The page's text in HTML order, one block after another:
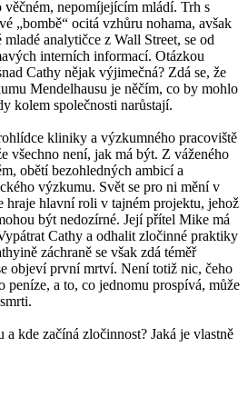
věčném, nepomíjejícím mládí. Trh s
„bombě“ ocitá vzhůru nohama, avšak
analytičce z Wall Street, se od
interních informací. Otázkou
Cathy nějak výjimečná? Zdá se, že
Mendelhausu je něčím, co by mohlo
kolem společnosti narůstají.
kliniky a výzkumného pracoviště
všechno není, jak má být. Z váženého
obětí bezohledných ambicí a
výzkumu. Svět se pro ni mění v
hraje hlavní roli v tajném projektu, jehož
být nedozírné. Její přítel Mike má
Cathy a odhalit zločinné praktiky
záchraně se však zdá téměř
objeví první mrtví. Není totiž nic, čeho
peníze, a to, co jednomu prospívá, může
kde začíná zločinnost? Jaká je vlastně